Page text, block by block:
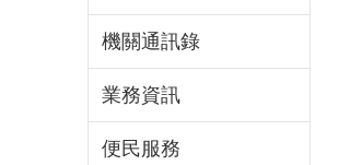
機關通訊錄
業務資訊
便民服務